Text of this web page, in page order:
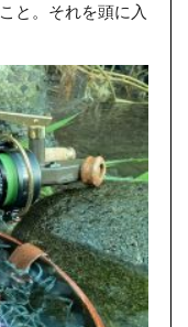
と。それを頭に入